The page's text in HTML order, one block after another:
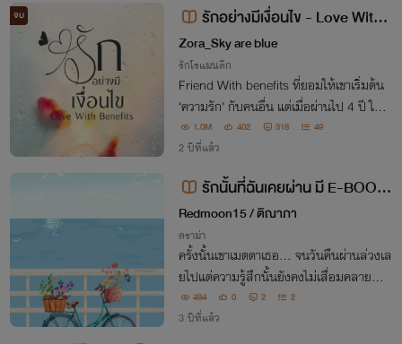
จบ
รักอย่างมีเงื่อนไข - Love With
Benefits
Zora_Sky are blue
รักโรแมนติก
Friend With benefits ที่ยอมให้เขาเริ่มต้น
‘ความรัก’ กับคนอื่น แต่เมื่อผ่านไป 4 ปี ในที่
เขามี ‘คู่หมั้น’ ข้างกาย โชคชะตาก็พัดพาให้บัง
เอิญเจอเธออีกครั้ง พร้อมเด็กหญิงตัวน้อยที่
ดูคล้ายเขาราวกับแกะ
1.0M 402 318 49
2 ปีที่แล้ว
รักนั้นที่ฉันเคยผ่าน มี E-BOOK
ที่ Mebmarket แล้วค่ะ
Redmoon15 / ติณาภา
ดราม่า
ครั้งนั้นเขาเมตตาเธอ... จนวันคืนผ่านล่วงเล
ยไปแต่ความรู้สึกนั้นยังคงไม่เสื่อมคลาย...
รัก...เช่นไร...ยังคงเป็นเช่นนั้น...เสมอ...
494 0 2 2
3 ปีที่แล้ว